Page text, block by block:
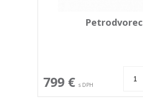
Petrodvorec
799 € s DPH